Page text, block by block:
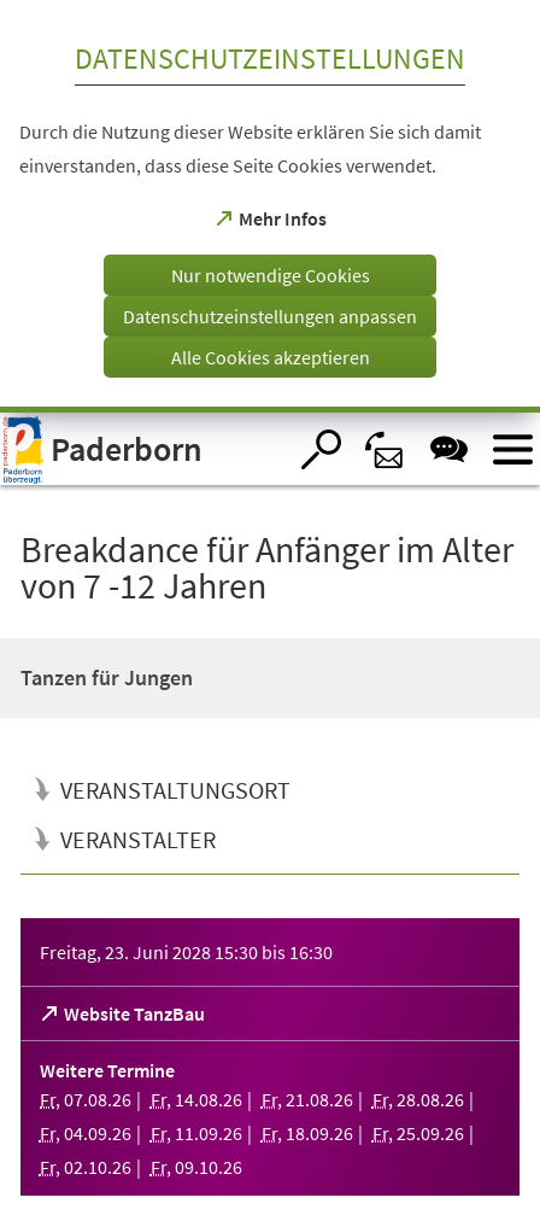
Visuelle
Assistenzsoftware
öffnen.
DATENSCHUTZEINSTELLUNGEN
Durch die Nutzung dieser Website erklären Sie sich damit
einverstanden, dass diese Seite Cookies verwendet.
Mehr Infos
(Öffnet
einem
Tab)
Nur notwendige Cookies
Datenschutzeinstellungen anpassen
Alle Cookies akzeptieren
Paderborn
Breakdance für Anfänger im Alter
von 7 -12 Jahren
Tanzen für Jungen
VERANSTALTUNGSORT
VERANSTALTER
Freitag, 23. Juni 2028 15:30 bis 16:30
Website TanzBau
(Öffnet
in
einem
neuen
Tab)
Weitere Termine
Fr, 07.08.26 Fr, 14.08.26 Fr, 21 .08.26 Fr, 28.08.26
Fr, 04.09.26 Fr, 11 .09.26 Fr, 18.09.26 Fr, 25.09.26
Fr, 02.10.26 Fr, 09.10.26